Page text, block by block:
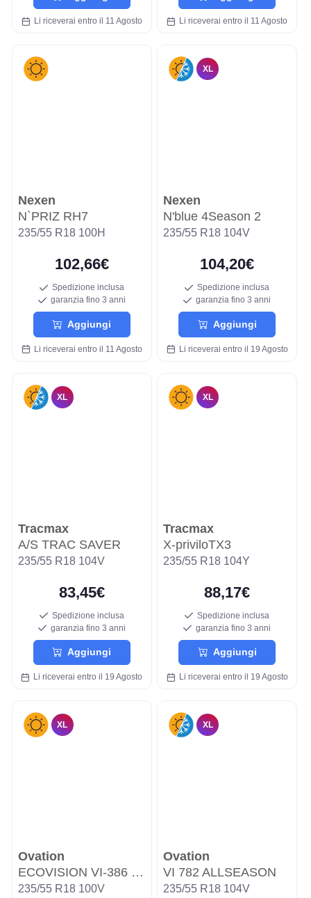
Li riceverai entro il 11 Agosto Li riceverai entro il 11 Agosto
Nexen
N`PRIZ RH7
235/55 R18 100H
102,66€
Spedizione inclusa
garanzia fino 3 anni
Aggiungi
Li riceverai entro il 11 Agosto
XL
Nexen
N'blue 4Season 2
235/55 R18 104V
104,20€
Spedizione inclusa
garanzia fino 3 anni
Aggiungi
Li riceverai entro il 19 Agosto
XL
Tracmax
A/S TRAC SAVER
235/55 R18 104V
83,45€
Spedizione inclusa
garanzia fino 3 anni
Aggiungi
Li riceverai entro il 19 Agosto
XL
Tracmax
X-priviloTX3
235/55 R18 104Y
88,17€
Spedizione inclusa
garanzia fino 3 anni
Aggiungi
Li riceverai entro il 19 Agosto
XL
Ovation
ECOVISION VI-386 HP
235/55 R18 100V
XL
Ovation
VI 782 ALLSEASON
235/55 R18 104V